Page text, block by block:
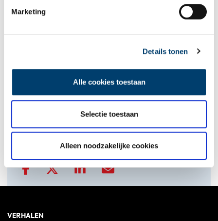
Marketing
Details tonen
Alle cookies toestaan
Selectie toestaan
Alleen noodzakelijke cookies
Gerelateerd artikel
'Graaf Willem II' opent droomfiliaal HEMA
provinciale jaarkalender >
VERHALEN